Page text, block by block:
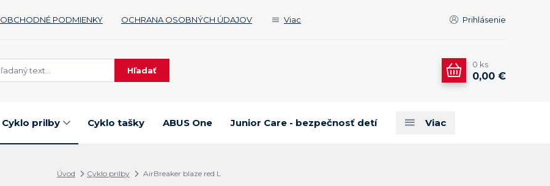
OBCHODNÉ PODMIENKY OCHRANA OSOBNÝCH ÚDAJOV Viac Prihlásenie
Hľadať
0 ks
0,00 €
Cyklo prilby Cyklo tašky ABUS One Junior Care - bezpečnosť detí Viac
Úvod Cyklo prilby AirBreaker blaze red L